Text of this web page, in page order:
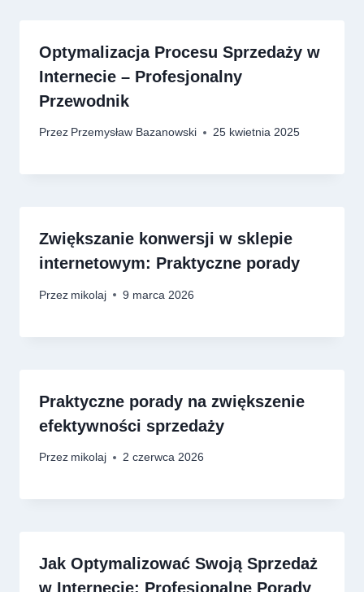
Optymalizacja Procesu Sprzedaży w
Internecie – Profesjonalny
Przewodnik
Przez Przemysław Bazanowski 25 kwietnia 2025
Zwiększanie konwersji w sklepie
internetowym: Praktyczne porady
Przez mikolaj 9 marca 2026
Praktyczne porady na zwiększenie
efektywności sprzedaży
Przez mikolaj 2 czerwca 2026
Jak Optymalizować Swoją Sprzedaż
w Internecie: Profesjonalne Porady